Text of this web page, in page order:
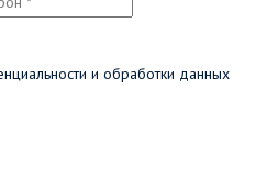
и обработки данных